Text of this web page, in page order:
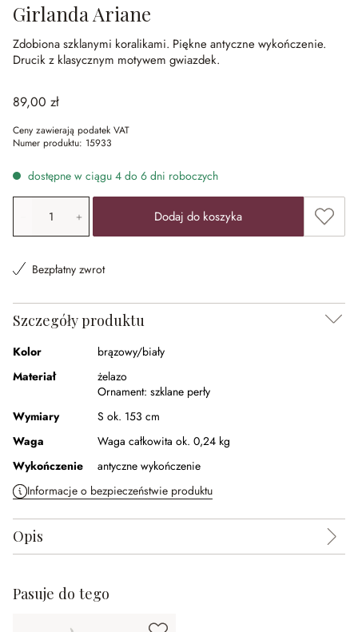
Girlanda Ariane
Zdobiona szklanymi koralikami. Piękne antyczne wykończenie.
Drucik z klasycznym motywem gwiazdek.
89,00 zł
Ceny zawierają podatek VAT
Numer produktu: 15933
dostępne w ciągu 4 do 6 dni roboczych
Ilość produktu: Wprowadź żądaną wartość lub użyj
Dodaj do koszyka Dodaj
Bezpłatny zwrot
Szczegóły produktu
Kolor
brązowy/biały
Materiał
żelazo
Ornament: szklane perły
Wymiary
S ok. 153 cm
Waga
Waga całkowita ok. 0,24 kg
Wykończenie
antyczne wykończenie
Informacje o bezpieczeństwie produktu
Opis
Pasuje do tego